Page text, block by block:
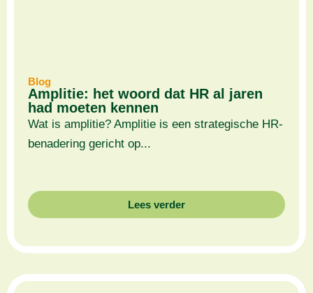
Blog
Amplitie: het woord dat HR al jaren
had moeten kennen
Wat is amplitie? Amplitie is een strategische HR-
benadering gericht op...
Lees verder